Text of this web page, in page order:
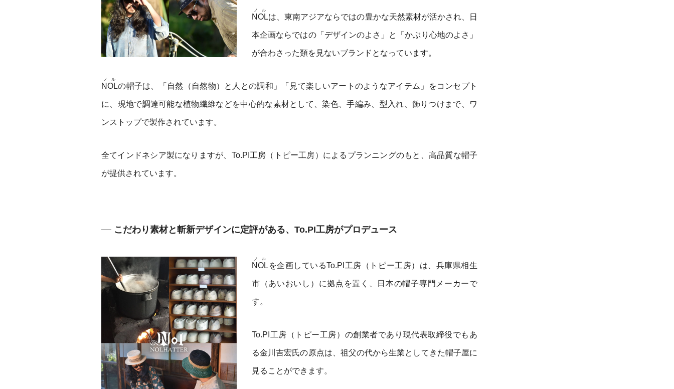
NOL
ノル
は、東南アジアならではの豊かな天然素材が活かされ、日
本企画ならではの「デザインのよさ」と「かぶり心地のよさ」
が合わさった類を見ないブランドとなっています。
NOL
ノル
の帽子は、「自然（自然物）と人との調和」「見て楽しいアートのようなアイテム」をコンセプト
に、現地で調達可能な植物繊維などを中心的な素材として、染色、手編み、型入れ、飾りつけまで、ワ
ンストップで製作されています。
全てインドネシア製になりますが、To.PI工房（トピー工房）によるプランニングのもと、高品質な帽子
が提供されています。
こだわり素材と斬新デザインに定評がある、To.PI工房がプロデュース
NOL
ノル
を企画しているTo.PI工房（トピー工房）は、兵庫県相生
市（あいおいし）に拠点を置く、日本の帽子専門メーカーで
す。
To.PI工房（トピー工房）の創業者であり現代表取締役でもあ
る金川吉宏氏の原点は、祖父の代から生業としてきた帽子屋に
見ることができます。